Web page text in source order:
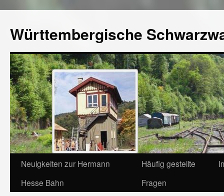
Württembergische
Neuigkeiten zur Hermann
Hesse Bahn
Häufig gestellte
Fragen